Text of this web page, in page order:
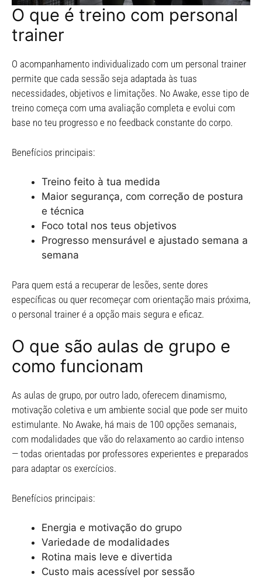
O que é treino com personal
trainer
O acompanhamento individualizado com um personal trainer
permite que cada sessão seja adaptada às tuas
necessidades, objetivos e limitações. No Awake, esse tipo de
treino começa com uma avaliação completa e evolui com
base no teu progresso e no feedback constante do corpo.
Benefícios principais:
Treino feito à tua medida
Maior segurança, com correção de postura
e técnica
Foco total nos teus objetivos
Progresso mensurável e ajustado semana a
semana
Para quem está a recuperar de lesões, sente dores
específicas ou quer recomeçar com orientação mais próxima,
o personal trainer é a opção mais segura e eficaz.
O que são aulas de grupo e
como funcionam
As aulas de grupo, por outro lado, oferecem dinamismo,
motivação coletiva e um ambiente social que pode ser muito
estimulante. No Awake, há mais de 100 opções semanais,
com modalidades que vão do relaxamento ao cardio intenso
— todas orientadas por professores experientes e preparados
para adaptar os exercícios.
Benefícios principais:
Energia e motivação do grupo
Variedade de modalidades
Rotina mais leve e divertida
Custo mais acessível por sessão